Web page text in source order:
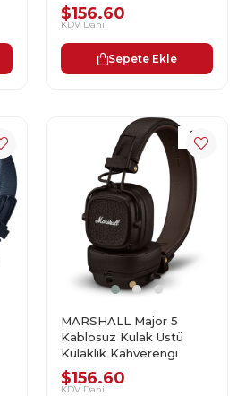
$156.60
KDV Dahil
Sepete Ekle
MARSHALL Major 5
Kablosuz Kulak Üstü
Kulaklık Kahverengi
$156.60
KDV Dahil